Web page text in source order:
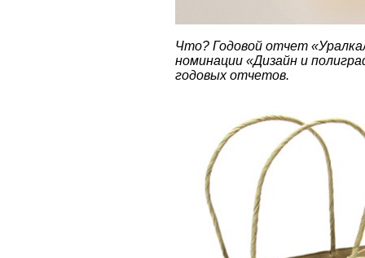
Что? Годовой отчет
номинации «Дизайн и
годовых отчетов.